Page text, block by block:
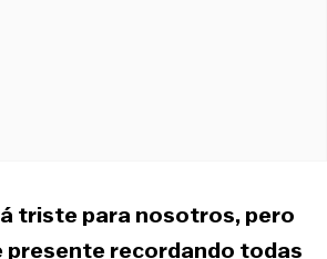
triste para nosotros, pero
presente recordando todas